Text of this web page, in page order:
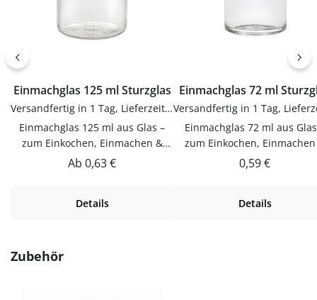
Einmachglas 125 ml Sturzglas
Versandfertig in 1 Tag, Lieferzeit 1-3 Tage
Einmachglas 125 ml aus Glas –
zum Einkochen, Einmachen &
AufbewahrenDieser Einmachglas
Aufbewahren. Hochwertig
GlasGlas ist geschmacksneutral,
Regulärer Preis:
Ab 0,63 €
Details
Einmachglas 72 ml
Einmachglas 72 ml aus
zum Einkochen,
AufbewahrenDieser
Hochwertig verarbeitet und
Regulärer
0,59 €
Details
Produktgalerie überspringen
Zubehör